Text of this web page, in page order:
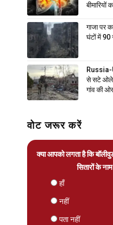
बीमारियों
गाजा पर
घंटों में 90
Russia-
से सटे
गांव की
वोट जरूर करें
क्या आपको लगता है कि
सितारों के
हाँ
नहीं
पता नहीं